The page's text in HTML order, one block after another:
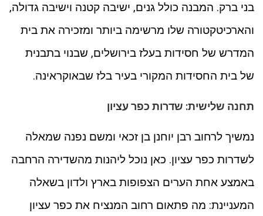
בני ברק. המבנה כולל גנים, ישיבה קטנה וישיבה גדולה,
והארכיטקטורה שלו מרשימה ביותר ומזכירה את בית
המדרש של חסידות בעלז בירושלים, שבנוי בתבנית
של בית החסידות המקורי בעיר בלז שבאוקראינה.
תחנה שלישית: שדרות כפר עציון
נמשיך לרחוב רבן יוחנן בן זכאי ומשם נפנה שמאלה
לשדרות כפר עציון. כאן נוכל ליהנות מהשדירה הרחבה
באמצע אחת הערים הצפופות בארץ ולדון בשאלה
המעניינת: מה פתאום רחוב המנציח את כפר עציון